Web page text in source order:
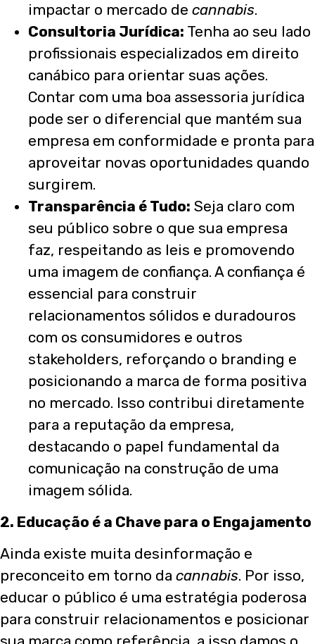
impactar o mercado de cannabis.
Consultoria Jurídica: Tenha ao seu lado
profissionais especializados em direito
canábico para orientar suas ações.
Contar com uma boa assessoria jurídica
pode ser o diferencial que mantém sua
empresa em conformidade e pronta para
aproveitar novas oportunidades quando
surgirem.
Transparência é Tudo: Seja claro com
seu público sobre o que sua empresa
faz, respeitando as leis e promovendo
uma imagem de confiança. A confiança é
essencial para construir
relacionamentos sólidos e duradouros
com os consumidores e outros
stakeholders, reforçando o branding e
posicionando a marca de forma positiva
no mercado. Isso contribui diretamente
para a reputação da empresa,
destacando o papel fundamental da
comunicação na construção de uma
imagem sólida.
2. Educação é a Chave para o Engajamento
Ainda existe muita desinformação e
preconceito em torno da cannabis. Por isso,
educar o público é uma estratégia poderosa
para construir relacionamentos e posicionar